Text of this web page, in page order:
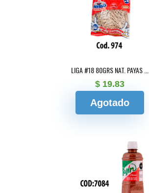
LIGA #18 80GRS NAT. PAYAS ...
$ 19.83
Agotado